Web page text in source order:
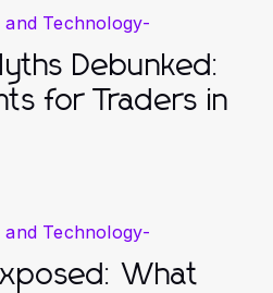
Technology-
Debunked:
for Traders in
Technology-
What